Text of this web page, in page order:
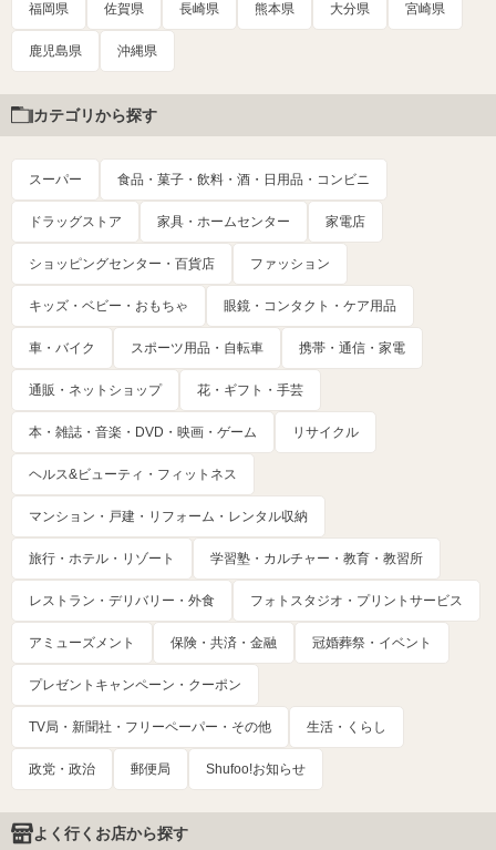
福岡県 佐賀県 長崎県 熊本県 大分県 宮崎県
鹿児島県 沖縄県
カテゴリから探す
スーパー 食品・菓子・飲料・酒・日用品・コンビニ
ドラッグストア 家具・ホームセンター 家電店
ショッピングセンター・百貨店 ファッション
キッズ・ベビー・おもちゃ 眼鏡・コンタクト・ケア用品
車・バイク スポーツ用品・自転車 携帯・通信・家電
通販・ネットショップ 花・ギフト・手芸
本・雑誌・音楽・DVD・映画・ゲーム リサイクル
ヘルス&ビューティ・フィットネス
マンション・戸建・リフォーム・レンタル収納
旅行・ホテル・リゾート 学習塾・カルチャー・教育・教習所
レストラン・デリバリー・外食 フォトスタジオ・プリントサービス
アミューズメント 保険・共済・金融 冠婚葬祭・イベント
プレゼントキャンペーン・クーポン
TV局・新聞社・フリーペーパー・その他 生活・くらし
政党・政治 郵便局 Shufoo!お知らせ
よく行くお店から探す